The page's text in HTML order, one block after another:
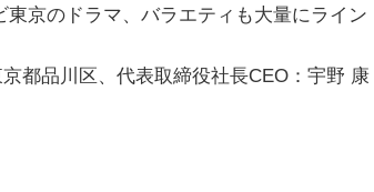
京のドラマ、バラエティも大量にライン
都品川区、代表取締役社長CEO：宇野 康